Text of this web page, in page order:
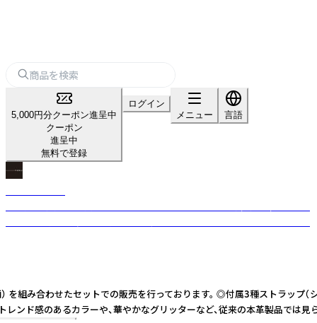
5,000円分クーポン進呈中
クーポン
進呈中
無料で登録
ログイン
メニュー
言語
合わせたセットでの販売を行っております。 ◎付属3種ストラッ
のあるカラーや、華やかなグリッターなど、従来の本革製品で